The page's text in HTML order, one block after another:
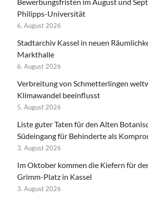
Philipps-Universität
6. August 2026
Stadtarchiv Kassel in neuen
Markthalle
6. August 2026
Verbreitung von Schmetterlingen
Klimawandel beeinflusst
5. August 2026
Liste guter Taten für den Alten
Südeingang für Behinderte als
3. August 2026
Im Oktober kommen die Kiefern für
Grimm-Platz in Kassel
3. August 2026